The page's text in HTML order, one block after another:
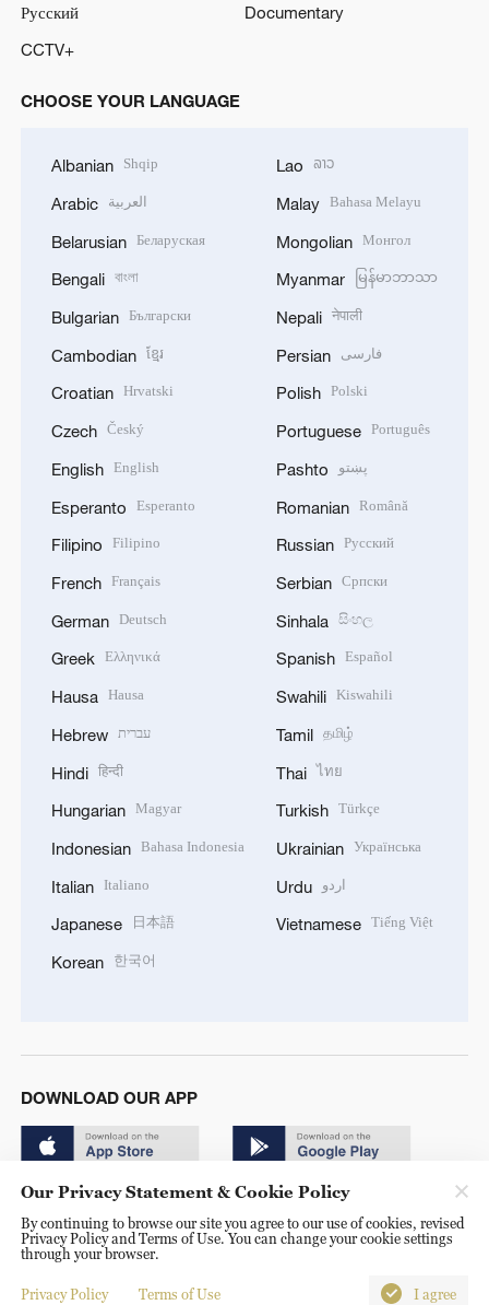
Русский
Documentary
CCTV+
CHOOSE YOUR LANGUAGE
Albanian Shqip
Arabic العربية
Belarusian Беларуская
Bengali বাংলা
Bulgarian Български
Cambodian ខ្មែរ
Croatian Hrvatski
Czech Český
English English
Esperanto Esperanto
Filipino Filipino
French Français
German Deutsch
Greek Ελληνικά
Hausa Hausa
Hebrew עברית
Hindi हिन्दी
Hungarian Magyar
Indonesian Bahasa Indonesia
Italian Italiano
Japanese 日本語
Korean 한국어
Lao ລາວ
Malay Bahasa Melayu
Mongolian Монгол
Myanmar မြန်မာဘာသာ
Nepali नेपाली
Persian فارسی
Polish Polski
Portuguese Português
Pashto پښتو
Romanian Română
Russian Русский
Serbian Српски
Sinhala සිංහල
Spanish Español
Swahili Kiswahili
Tamil தமிழ்
Thai ไทย
Turkish Türkçe
Ukrainian Українська
Urdu اردو
Vietnamese Tiếng Việt
DOWNLOAD OUR APP
© China Radio International.CRI. All Rights Reserved. 16A
Shijingshan Road, Beijing, China. 100040
Our Privacy Statement & Cookie Policy
By continuing to browse our site you agree to our use of cookies, revised
Privacy Policy and Terms of Use. You can change your cookie settings
through your browser.
Privacy Policy Terms of Use I agree